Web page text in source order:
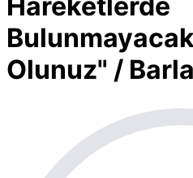
Hareketlerde
Olunuz" /